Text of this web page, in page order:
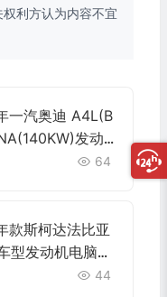
利方认为内容不宜
一汽奥迪 A4L(B
发动
64
斯柯达法比亚
型发动机电脑板
8+32+84+5针44